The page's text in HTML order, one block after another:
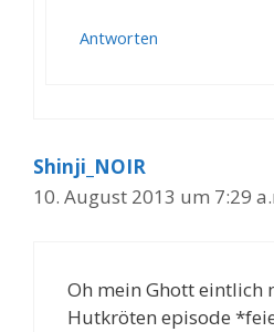
Antworten
Shinji_NOIR
10. August 2013 um 7:29
Oh mein Ghott eintlich
Hutkröten episode